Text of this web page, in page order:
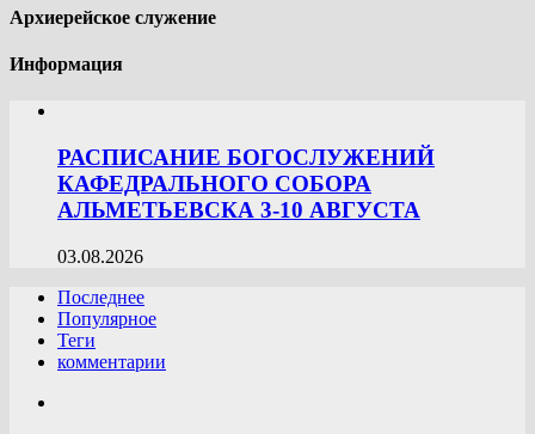
Архиерейское служение
Информация
РАСПИСАНИЕ БОГОСЛУЖЕНИЙ
КАФЕДРАЛЬНОГО СОБОРА
АЛЬМЕТЬЕВСКА 3-10 АВГУСТА
03.08.2026
Последнее
Популярное
Теги
комментарии